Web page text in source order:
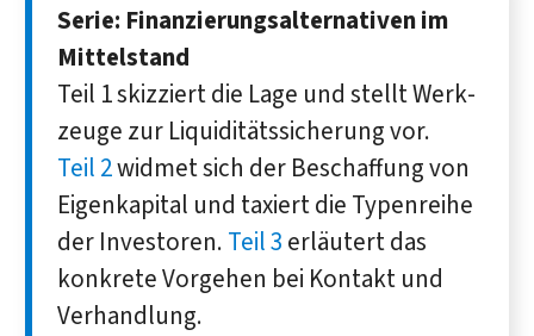
Serie: Finanzierungsalternativen im
Mittelstand
Teil 1 skizziert die Lage und stellt Werk­
zeuge zur Liqui­ditäts­sicherung vor.
Teil 2widmet sich der Be­schaf­fung von
Eigen­kapital und taxiert die Typen­reihe
der Investoren. Teil 3 erläutert das
konkrete Vor­gehen bei Kon­takt und
Ver­handlung.